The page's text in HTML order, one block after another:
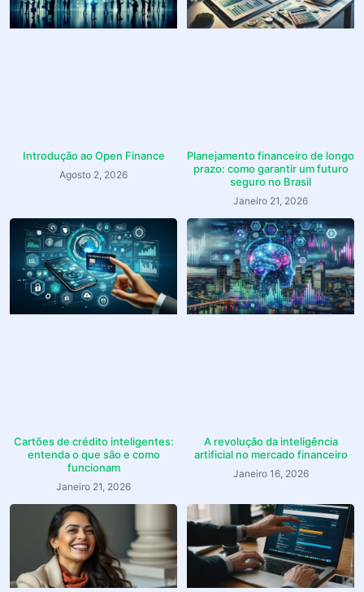
Introdução ao Open Finance
Agosto 2, 2026
Planejamento financeiro de longo
prazo: como garantir um futuro
seguro no Brasil
Janeiro 21, 2026
Cartões de crédito inteligentes:
entenda o que são e como
funcionam
Janeiro 21, 2026
A revolução da inteligência
artificial no mercado financeiro
Janeiro 16, 2026